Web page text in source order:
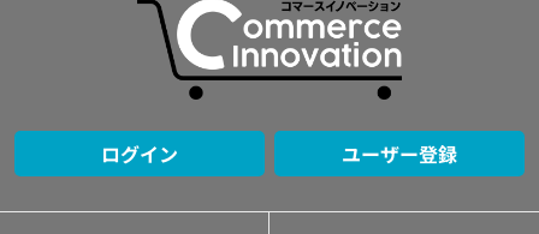
ログイン ユーザー登録